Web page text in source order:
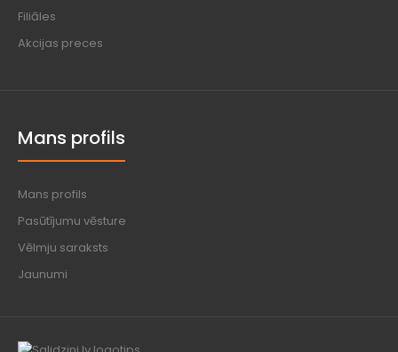
Filiāles
Akcijas preces
Mans profils
Mans profils
Pasūtījumu vēsture
Vēlmju saraksts
Jaunumi